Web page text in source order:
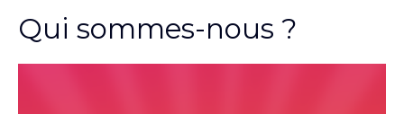
Qui sommes-nous ?